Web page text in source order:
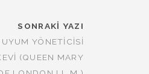
SONRAKI YAZI
YÖNETICISI
(QUEEN MARY